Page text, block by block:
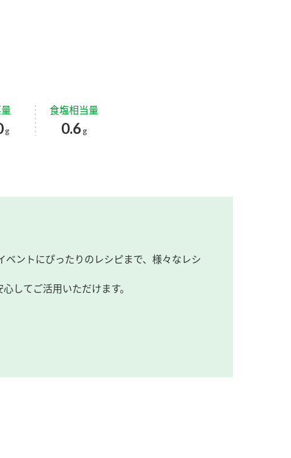
g
食塩相当量
0.6 g
ントにぴったりのレシピまで、様々なレシ
してご活用いただけます。